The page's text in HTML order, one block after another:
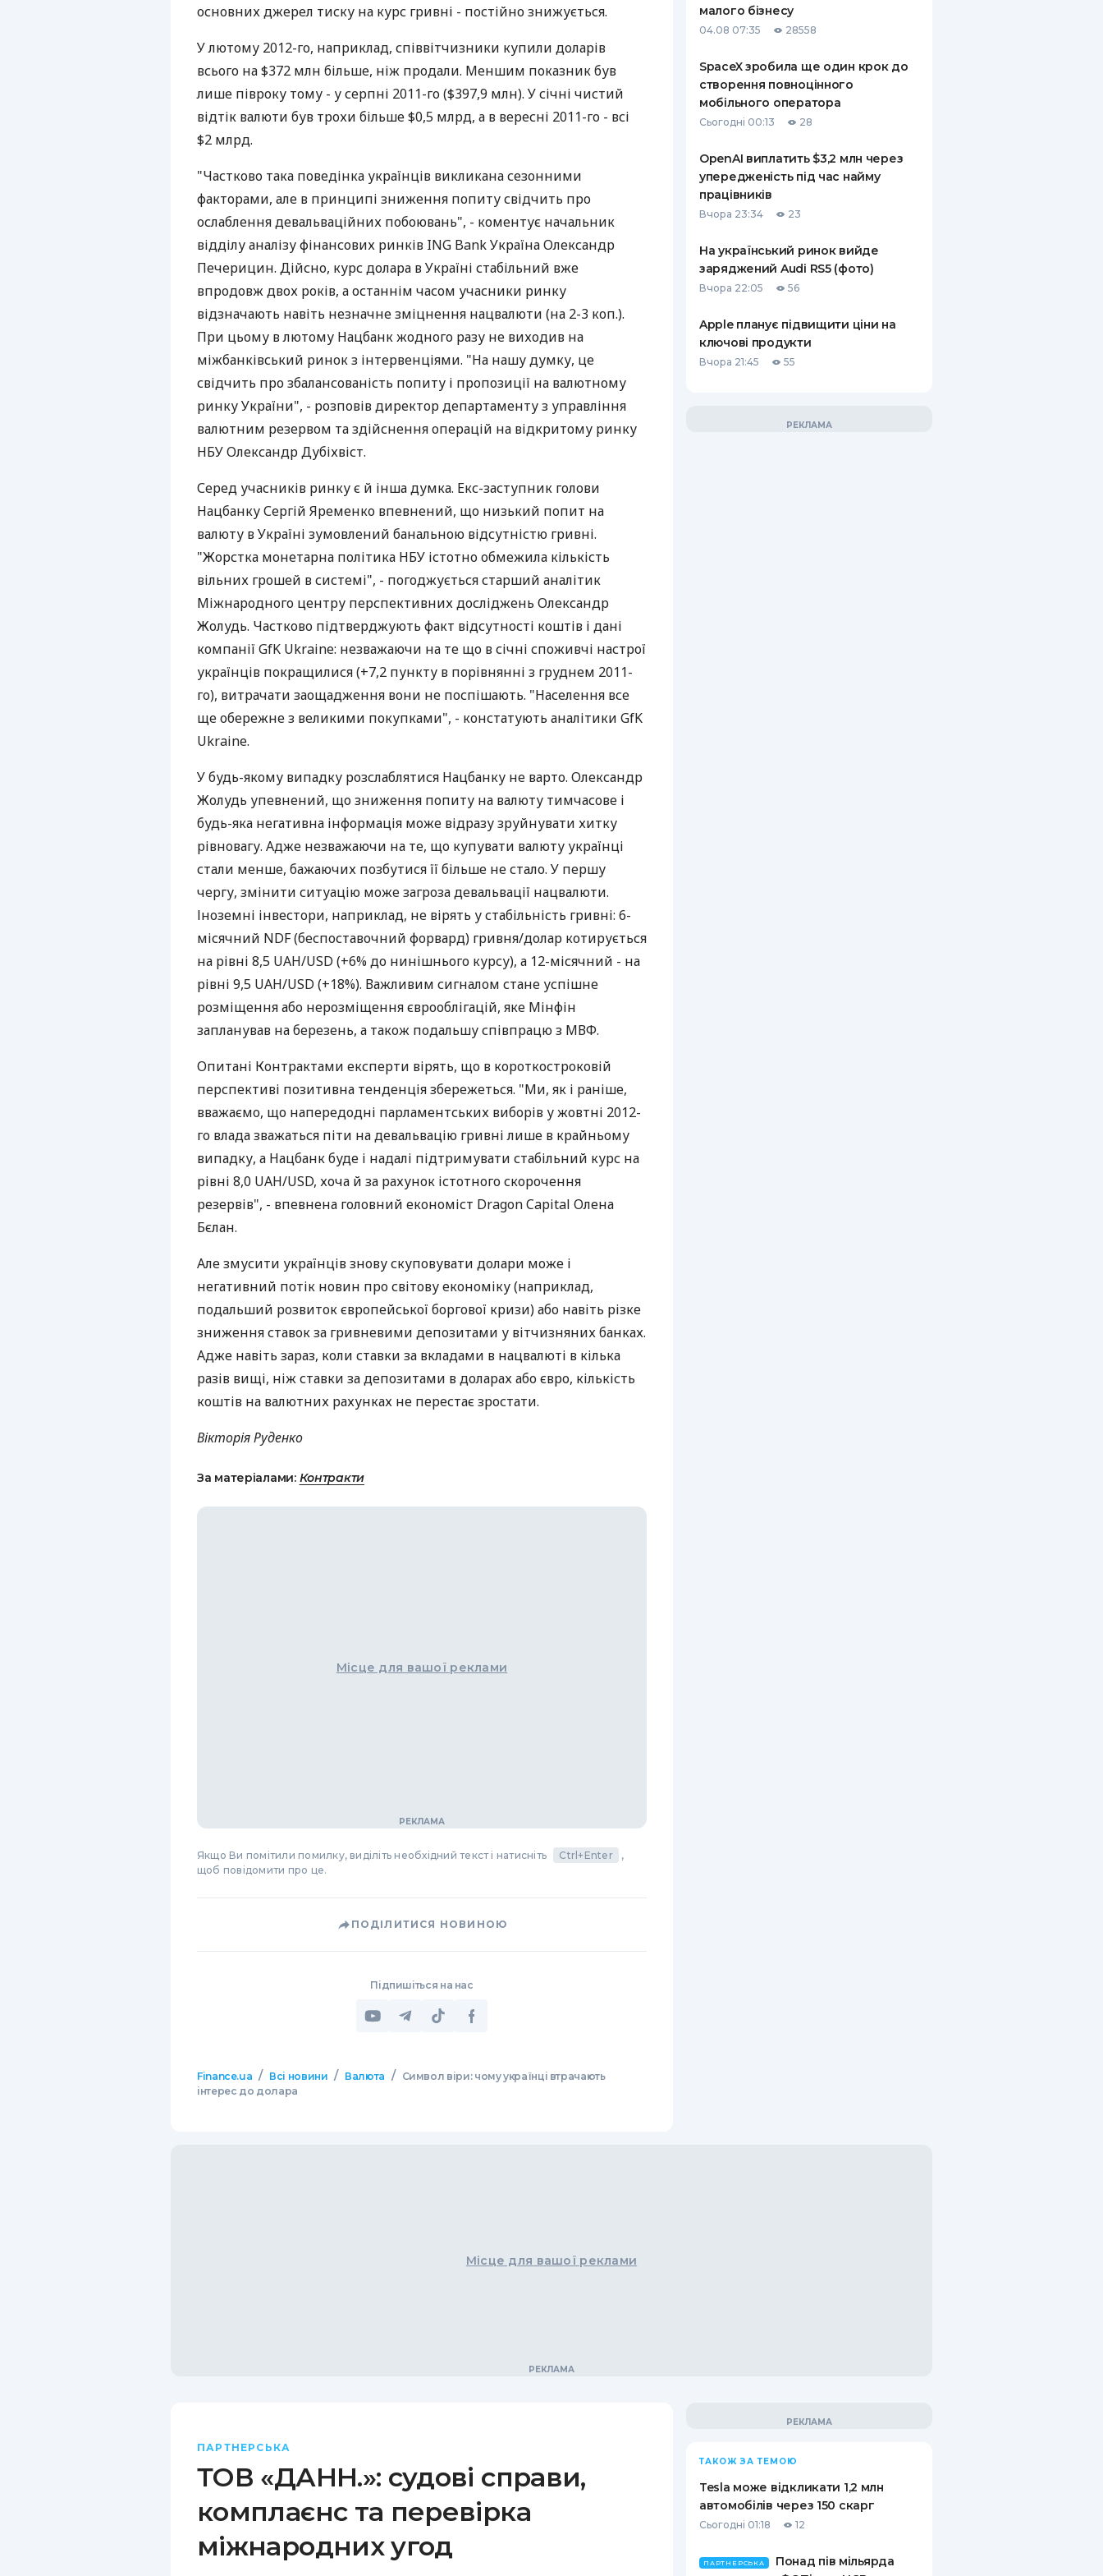
КАРТОК
ЩОМІСЯЧНИЙ ОГЛЯД
КЕШБЕКУ
ПУТІВНИКИ ПО
ПУТІВНИКИ ПО
ВСІ СТРАХОВІ ПОЛІСИ
СТРАХОВІ КОМПАНІЇ
КОМПАНІЇ
ДОСТАВКА І ОПЛАТА
КОНТАКТИ
основних джерел тиску на курс гривні - постійно знижується.
У лютому 2012-го, наприклад, співвітчизники купили доларів
всього на $372 млн більше, ніж продали. Меншим показник був
лише півроку тому - у серпні 2011-го ($397,9 млн). У січні чистий
відтік валюти був трохи більше $0,5 млрд, а в вересні 2011-го - всі
$2 млрд.
"Частково така поведінка українців викликана сезонними
факторами, але в принципі зниження попиту свідчить про
ослаблення девальваційних побоювань", - коментує начальник
відділу аналізу фінансових ринків ING Bank Україна Олександр
Печерицин. Дійсно, курс долара в Україні стабільний вже
впродовж двох років, а останнім часом учасники ринку
відзначають навіть незначне зміцнення нацвалюти (на 2-3 коп.).
При цьому в лютому Нацбанк жодного разу не виходив на
міжбанківський ринок з інтервенціями. "На нашу думку, це
свідчить про збалансованість попиту і пропозиції на валютному
ринку України", - розповів директор департаменту з управління
валютним резервом та здійснення операцій на відкритому ринку
НБУ Олександр Дубіхвіст.
Серед учасників ринку є й інша думка. Екс-заступник голови
Нацбанку Сергій Яременко впевнений, що низький попит на
валюту в Україні зумовлений банальною відсутністю гривні.
"Жорстка монетарна політика НБУ істотно обмежила кількість
вільних грошей в системі", - погоджується старший аналітик
Міжнародного центру перспективних досліджень Олександр
Жолудь. Частково підтверджують факт відсутності коштів і дані
компанії GfK Ukraine: незважаючи на те що в січні споживчі настрої
українців покращилися (+7,2 пункту в порівнянні з груднем 2011-
го), витрачати заощадження вони не поспішають. "Населення все
ще обережне з великими покупками", - констатують аналітики GfK
Ukraine.
У будь-якому випадку розслаблятися Нацбанку не варто. Олександр
Жолудь упевнений, що зниження попиту на валюту тимчасове і
будь-яка негативна інформація може відразу зруйнувати хитку
рівновагу. Адже незважаючи на те, що купувати валюту українці
стали менше, бажаючих позбутися її більше не стало. У першу
чергу, змінити ситуацію може загроза девальвації нацвалюти.
Іноземні інвестори, наприклад, не вірять у стабільність гривні: 6-
місячний NDF (беспоставочний форвард) гривня/долар котирується
на рівні 8,5 UAH/USD (+6% до нинішнього курсу), а 12-місячний - на
рівні 9,5 UAH/USD (+18%). Важливим сигналом стане успішне
розміщення або нерозміщення єврооблігацій, яке Мінфін
запланував на березень, а також подальшу співпрацю з МВФ.
Опитані Контрактами експерти вірять, що в короткостроковій
перспективі позитивна тенденція збережеться. "Ми, як і раніше,
вважаємо, що напередодні парламентських виборів у жовтні 2012-
го влада зважаться піти на девальвацію гривні лише в крайньому
випадку, а Нацбанк буде і надалі підтримувати стабільний курс на
рівні 8,0 UAH/USD, хоча й за рахунок істотного скорочення
резервів", - впевнена головний економіст Dragon Capital Олена
Бєлан.
Але змусити українців знову скуповувати долари може і
негативний потік новин про світову економіку (наприклад,
подальший розвиток європейської боргової кризи) або навіть різке
зниження ставок за гривневими депозитами у вітчизняних банках.
Адже навіть зараз, коли ставки за вкладами в нацвалюті в кілька
разів вищі, ніж ставки за депозитами в доларах або євро, кількість
коштів на валютних рахунках не перестає зростати.
Вікторія Руденко
За матеріалами: Контракти
Місце для вашої реклами
Якщо Ви помітили помилку, виділіть необхідний текст і натисніть Ctrl+Enter
,
щоб повідомити про це.
ПОДІЛИТИСЯ НОВИНОЮ
Підпишіться на нас
Finance.ua / Всі новини / Валюта /
Символ віри: чому українці втрачають
інтерес до долара
малого бізнесу
04.08 07:35 28558
SpaceX зробила ще один крок до
створення повноцінного
мобільного оператора
Сьогодні 00:13 28
OpenAI виплатить $3,2 млн через
упередженість під час найму
працівників
Вчора 23:34 23
На український ринок вийде
заряджений Audi RS5 (фото)
Вчора 22:05 56
Apple планує підвищити ціни на
ключові продукти
Вчора 21:45 55
Місце для вашої реклами
ПАРТНЕРСЬКА
ТОВ «ДАНН.»: судові справи,
комплаєнс та перевірка
міжнародних угод
ТАКОЖ ЗА ТЕМОЮ
Tesla може відкликати 1,2 млн
автомобілів через 150 скарг
Сьогодні 01:18 12
ПАРТНЕРСЬКА
Понад пів мільярда